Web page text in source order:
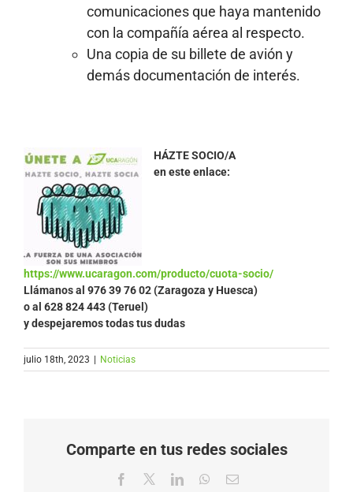
comunicaciones que haya mantenido
con la compañía aérea al respecto.
Una copia de su billete de avión y
demás documentación de interés.
HÁZTE SOCIO/A
en este enlace:
https://www.ucaragon.com/producto/cuota-socio/
Llámanos al 976 39 76 02 (Zaragoza y Huesca)
o al 628 824 443 (Teruel)
y despejaremos todas tus dudas
julio 18th, 2023 Noticias
Comparte en tus redes sociales
Facebook LinkedInWhatsApp
Correo